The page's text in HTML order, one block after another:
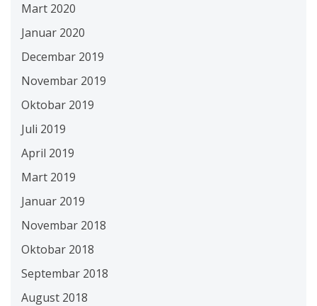
Mart 2020
Januar 2020
Decembar 2019
Novembar 2019
Oktobar 2019
Juli 2019
April 2019
Mart 2019
Januar 2019
Novembar 2018
Oktobar 2018
Septembar 2018
August 2018